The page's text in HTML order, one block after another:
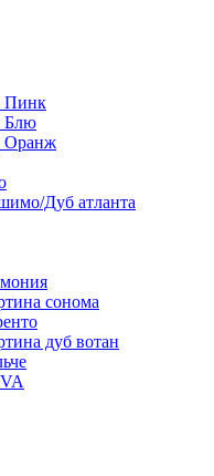
Пинк
Блю
Оранж
Дуб атланта
сонома
дуб вотан